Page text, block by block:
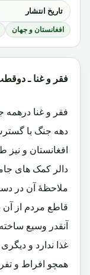
تاریخ انتشار
افغانستان و جهان
فقر و غنا ـ
فقر و غنا درهمه
دهه جنگ با
افغانستان و
دالر کمک های
ملاحظۀ آن در
قاطع مردم از آن
آنقدر وسیع
غذا ندارد و دیگری
همچو افراط و